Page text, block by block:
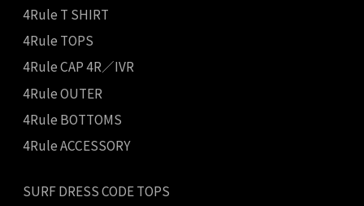
4Rule T SHIRT
4Rule TOPS
4Rule CAP 4R／IVR
4Rule OUTER
4Rule BOTTOMS
4Rule ACCESSORY
SURF DRESS CODE TOPS